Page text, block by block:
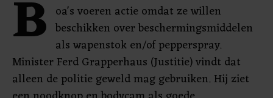
B oa's voeren actie omdat ze willen
beschikken over beschermingsmiddelen
als wapenstok en/of pepperspray.
Minister Ferd Grapperhaus (Justitie) vindt dat
alleen de politie geweld mag gebruiken. Hij ziet